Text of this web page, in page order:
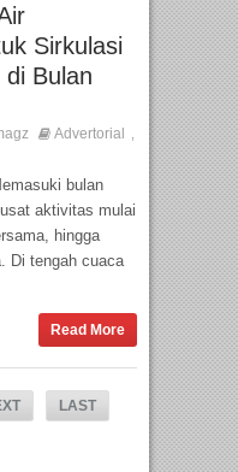
Sirkulasi
Bulan
Advertorial
bulan
aktivitas mulai
hingga
Di tengah cuaca
Read More
LAST